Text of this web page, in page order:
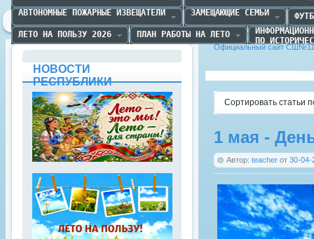
АВТОНОМНЫЕ ПОЖАРНЫЕ ИЗВЕЩАТЕЛИ
ЗАМЕЩАЮЩИЕ СЕМЬИ
ЛЕТО НА ПОЛЬЗУ 2026
ПЛАН РАБОТЫ НА ЛЕТО
ПО
Официальный сайт СШ№11
Сортировать статьи
1 мая -
Автор: teacher от 30-04-
НОВОСТИ
РЕСПУБЛИКИ